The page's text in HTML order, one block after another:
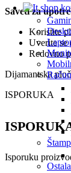
Saveti za
Koristite
Uverite se
Redovno
Dijamantska
ISPORUKA
Isporuku